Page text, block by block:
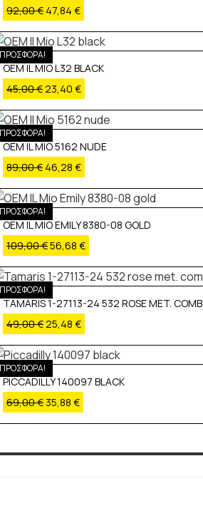
92,00€ 47,84 €
ΠΡΟΣΦΟΡΑ!
OEM IL MIO L32 BLACK
45,00€23,40 €
ΠΡΟΣΦΟΡΑ!
OEM IL MIO 5162 NUDE
89,00€ 46,28 €
ΠΡΟΣΦΟΡΑ!
OEM IL MIO EMILY 8380-08 GOLD
109,00€56,68 €
ΠΡΟΣΦΟΡΑ!
TAMARIS 1-27113-24 532 ROSE MET. COMB
49,00€25,48 €
ΠΡΟΣΦΟΡΑ!
PICCADILLY 140097 BLACK
69,00€ 35,88 €